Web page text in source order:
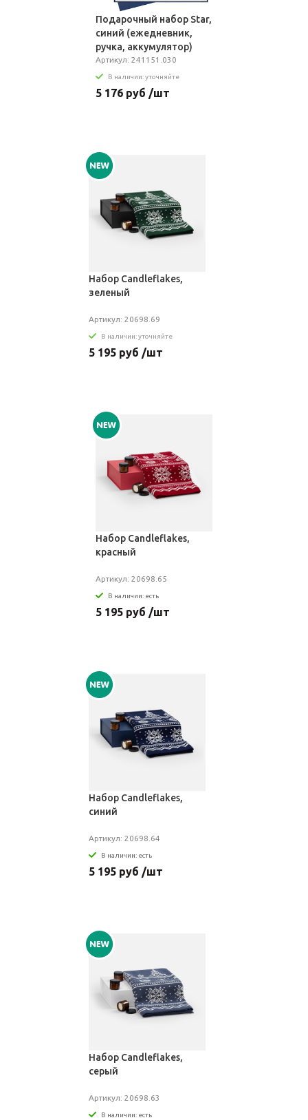
Подарочный набор Star,
синий (ежедневник,
ручка, аккумулятор)
Артикул: 241151.030
В наличии: уточняйте
5 176 руб /шт
Набор Candleflakes,
зеленый
Артикул: 20698.69
В наличии: уточняйте
5 195 руб /шт
Набор Candleflakes,
красный
Артикул: 20698.65
В наличии: есть
5 195 руб /шт
Набор Candleflakes,
синий
Артикул: 20698.64
В наличии: есть
5 195 руб /шт
Набор Candleflakes,
серый
Артикул: 20698.63
В наличии: есть